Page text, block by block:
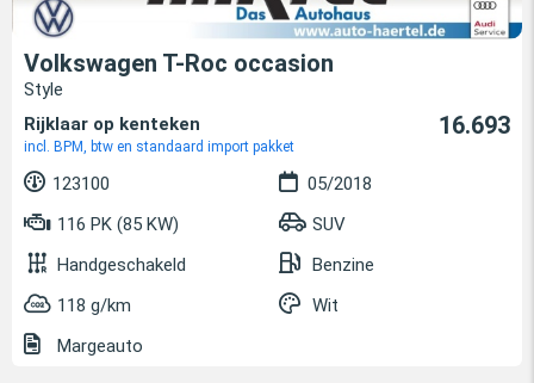
Volkswagen T-Roc occasion
Style
Rijklaar op kenteken
incl. BPM, btw en standaard import pakket
16.693
123100
05/2018
116 PK (85 KW)
SUV
Handgeschakeld
Benzine
118 g/km
Wit
Margeauto